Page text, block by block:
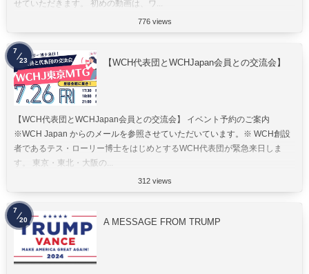
せていただきます。 初めの動画は、ワ...
776 views
【WCH代表団とWCHJapan会員との交流会】
【WCH代表団とWCHJapan会員との交流会】 イベント予約のご案内
※WCH Japan からのメールを参照させていただいています。※ WCH創設
者であるテス・ローリー博士をはじめとするWCH代表団が緊急来日しま
す。 東京・東北・大阪の...
312 views
7
23
A MESSAGE FROM TRUMP
7
20